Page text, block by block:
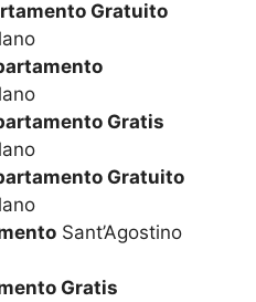
Gratuito
Gratis
Gratuito
Sant’Agostino
Gratis